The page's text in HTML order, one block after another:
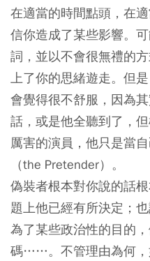
在適當的時間點頭，在
信你造成了某些影響。
詞，並以不會很無禮的
上了你的思緒遊走。但
會覺得很不舒服，因為
話，或是他全聽到了，
厲害的演員，他只是當
（the Pretender） 。
偽裝者根本對你說的話
題上他已經有所決定；
為了某些政治性的目的
碼……。不管理由為何，